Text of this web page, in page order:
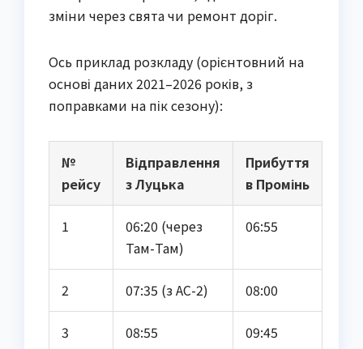
зміни через свята чи ремонт доріг.
Ось приклад розкладу (орієнтовний на
основі даних 2021–2026 років, з
поправками на пік сезону):
№
рейсу
Відправлення
з Луцька
Прибуття
в Промінь
1
06:20 (через
Там-Там)
06:55
2 07:35 (з АС-2) 08:00
3 08:55 09:45